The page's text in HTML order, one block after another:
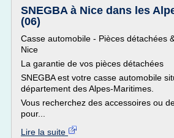
SNEGBA à Nice dans les
(06)
Casse automobile - Pièces détachées
Nice
La garantie de vos pièces détachées
SNEGBA est votre casse automobile
département des Alpes-Maritimes.
Vous recherchez des accessoires ou
pour...
Lire la suite